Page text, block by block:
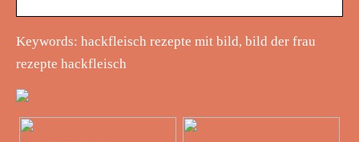
Keywords: hackfleisch rezepte mit bild, bild der frau
rezepte hackfleisch